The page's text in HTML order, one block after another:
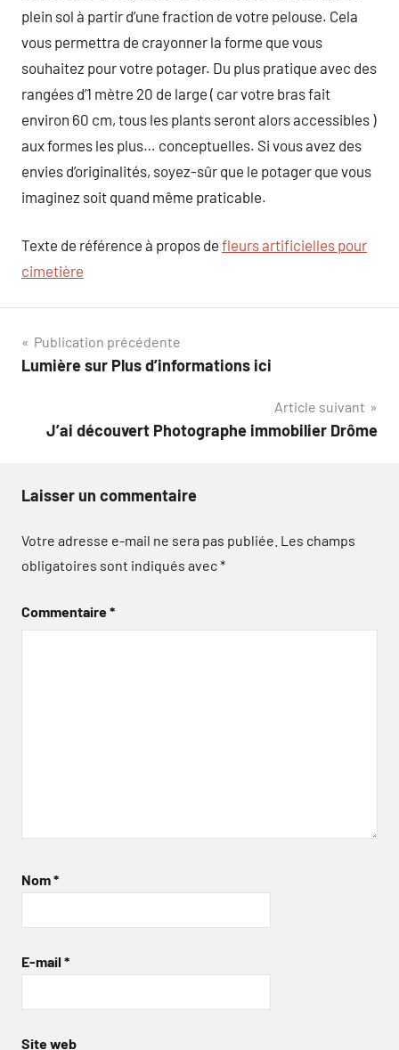
plein sol à partir d’une fraction de votre pelouse. Cela
vous permettra de crayonner la forme que vous
souhaitez pour votre potager. Du plus pratique avec des
rangées d’1 mètre 20 de large ( car votre bras fait
environ 60 cm, tous les plants seront alors accessibles )
aux formes les plus… conceptuelles. Si vous avez des
envies d’originalités, soyez-sûr que le potager que vous
imaginez soit quand même praticable.
Texte de référence à propos de fleurs artificielles pour
cimetière
Navigation
de
Publication précédente
Lumière sur Plus d’informations ici
Article suivant
J’ai découvert Photographe immobilier Drôme
Laisser un commentaire
Votre adresse e-mail ne sera pas publiée. Les champs
obligatoires sont indiqués avec*
Commentaire*
Nom*
E-mail *
Site web